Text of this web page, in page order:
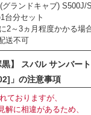
グランドキャブ) S500J/
台分セット
2～3ヵ月程度かかる場
送不可
】 スバル サンバー
」の注意事項
ておりますが、
に相違があるため、